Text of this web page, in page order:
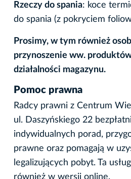
Rzeczy do spania: koce
do spania (z pokryciem
Prosimy, w tym również
przynoszenie ww.
działalności magazynu.
Pomoc prawna
Radcy prawni z Centrum
ul. Daszyńskiego 22
indywidualnych porad,
prawne oraz pomagają w
legalizujących pobyt. Ta
również w wersji online.